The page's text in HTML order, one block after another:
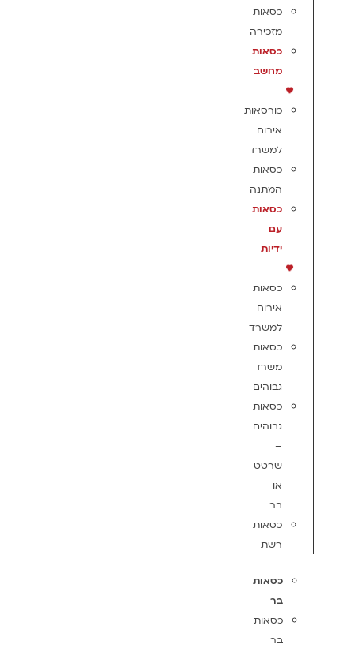
כסאות
מזכירה
כסאות
מחשב
כורסאות
אירוח
למשרד
כסאות
המתנה
כסאות
עם
ידיות
כסאות
אירוח
למשרד
כסאות
משרד
גבוהים
כסאות
גבוהים
–
שרטט
או
בר
כסאות
רשת
כסאות
בר
כסאות
בר